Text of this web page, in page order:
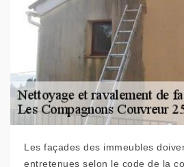
Les façades des immeubles
entretenues selon le code de la